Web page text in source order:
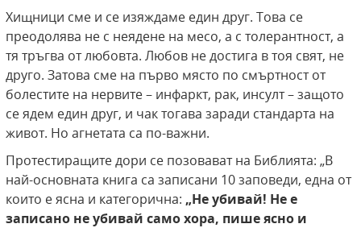
Хищници сме и се изяждаме един друг. Това се
преодолява не с неядене на месо, а с толерантност, а
тя тръгва от любовта. Любов не достига в тоя свят, не
друго. Затова сме на първо място по смъртност от
болестите на нервите – инфаркт, рак, инсулт – защото
се ядем един друг, и чак тогава заради стандарта на
живот. Но агнетата са по-важни.
Протестиращите дори се позовават на Библията: „В
най-основната книга са записани 10 заповеди, една от
които е ясна и категорична: „Не убивай! Не е
записано не убивай само хора, пише ясно и